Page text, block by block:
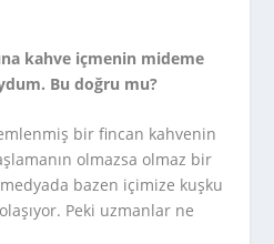
kahve içmenin mideme
Bu doğru mu?
bir fincan kahvenin
olmazsa olmaz bir
bazen içimize kuşku
Peki uzmanlar ne